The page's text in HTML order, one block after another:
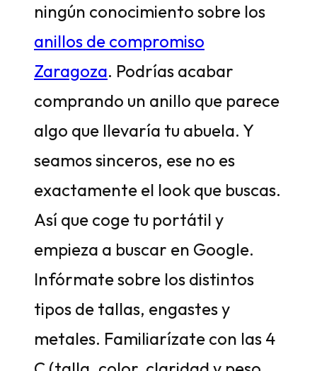
ningún conocimiento sobre los
anillos de compromiso
Zaragoza. Podrías acabar
comprando un anillo que parece
algo que llevaría tu abuela. Y
seamos sinceros, ese no es
exactamente el look que buscas.
Así que coge tu portátil y
empieza a buscar en Google.
Infórmate sobre los distintos
tipos de tallas, engastes y
metales. Familiarízate con las 4